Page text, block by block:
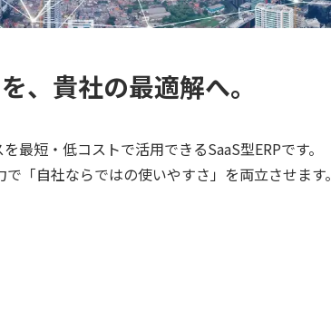
、貴社の最適解へ。
短・低コストで活用できるSaaS型ERPです。
「自社ならではの使いやすさ」を両立させます。